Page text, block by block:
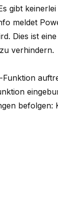
gibt
meldet
Dies ist
verhindern.
befolgen: